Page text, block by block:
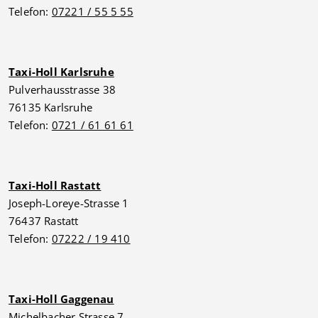
Telefon: 07221 / 55 5 55
Taxi-Holl Karlsruhe
Pulverhausstrasse 38
76135 Karlsruhe
Telefon: 0721 / 61 61 61
Taxi-Holl Rastatt
Joseph-Loreye-Strasse 1
76437 Rastatt
Telefon: 07222 / 19 410
Taxi-Holl Gaggenau